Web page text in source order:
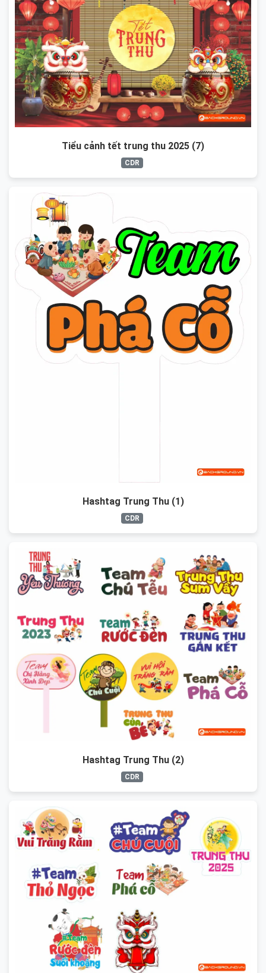
Tiểu cảnh tết trung thu 2025 (7)
CDR
Hashtag Trung Thu (1)
CDR
Hashtag Trung Thu (2)
CDR